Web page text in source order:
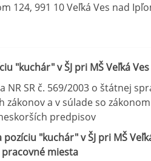
124, 991 10 Veľká Ves nad
"kuchár" v ŠJ pri MŠ Veľká
NR SR č. 569/2003 o štátnej
a v súlade so zákonom
predpisov
pozíciu "kuchár" v ŠJ pri MŠ
pracovné miesta